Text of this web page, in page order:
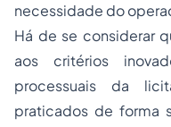
necessidade do
Há de se considerar
aos critérios
processuais da
praticados de forma